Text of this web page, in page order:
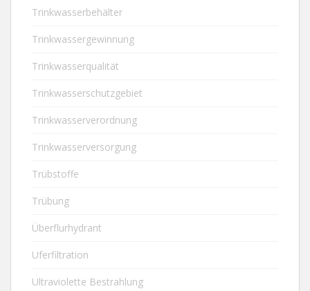
Trinkwasserbehälter
Trinkwassergewinnung
Trinkwasserqualität
Trinkwasserschutzgebiet
Trinkwasserverordnung
Trinkwasserversorgung
Trübstoffe
Trübung
Überflurhydrant
Uferfiltration
Ultraviolette Bestrahlung